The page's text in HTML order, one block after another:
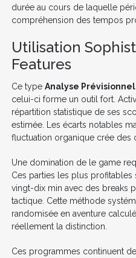
durée au cours de laquelle
compréhension des tempos
Utilisation
Features
Ce type Analyse
celui-ci forme un outil fort.
répartition statistique de ses
estimée. Les écarts notables
fluctuation organique crée des
Une domination de le game
Ces parties les plus profitables
vingt-dix min avec des breaks
tactique. Cette méthode
randomisée en aventure
réellement la distinction.
Ces programmes continuent